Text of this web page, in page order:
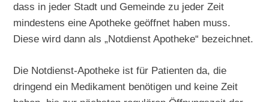
dass in jeder Stadt und Gemeinde zu jeder Zeit
mindestens eine Apotheke geöffnet haben muss.
Diese wird dann als „Notdienst Apotheke“ bezeichnet.
Die Notdienst-Apotheke ist für Patienten da, die
dringend ein Medikament benötigen und keine Zeit